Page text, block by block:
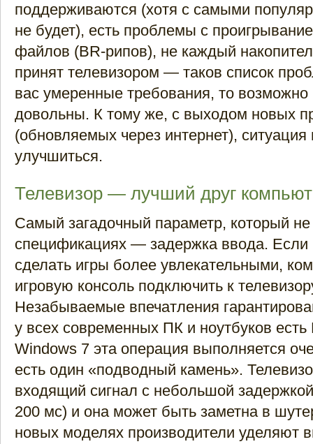
поддерживаются (хотя с самыми
не будет), есть проблемы с
файлов (BR-рипов), не каждый
принят телевизором — таков список
вас умеренные требования, то возможно
довольны. К тому же, с выходом новых
(обновляемых через интернет), ситуация
улучшиться.
Телевизор — лучший друг
Самый загадочный параметр, который не
спецификациях — задержка ввода. Если
сделать игры более увлекательными,
игровую консоль подключить к
Незабываемые впечатления
у всех современных ПК и ноутбуков
Windows 7 эта операция выполняется
есть один «подводный камень».
входящий сигнал с небольшой
200 мс) и она может быть заметна в
новых моделях производители уделяют